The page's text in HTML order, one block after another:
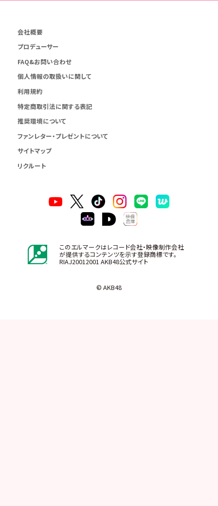
会社概要
プロデューサー
FAQ&お問い合わせ
個人情報の取扱いに関して
利用規約
特定商取引法に関する表記
推奨環境について
ファンレター・プレゼントについて
サイトマップ
リクルート
このエルマークはレコード会社・映像制作会社
が提供するコンテンツを示す登録商標です。
RIAJ20012001 AKB48公式サイト
© AKB48